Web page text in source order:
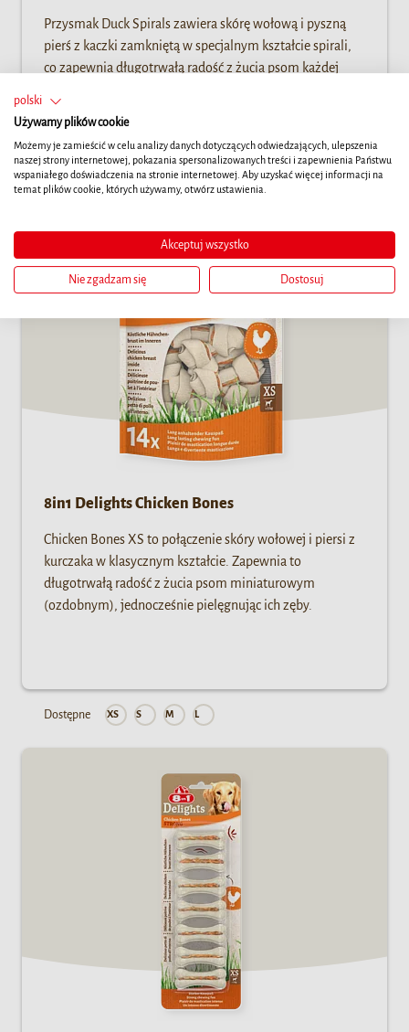
Przysmak Duck Spirals zawiera skórę wołową i pyszną
pierś z kaczki zamkniętą w specjalnym kształcie spirali,
co zapewnia długotrwałą radość z żucia psom każdej
8in1 Delights Chicken Bones
Chicken Bones XS to połączenie skóry wołowej i piersi z
kurczaka w klasycznym kształcie. Zapewnia to
długotrwałą radość z żucia psom miniaturowym
(ozdobnym), jednocześnie pielęgnując ich zęby.
Dostępne XS S M L
polski
Używamy plików cookie
Możemy je zamieścić w celu analizy danych dotyczących odwiedzających, ulepszenia
naszej strony internetowej, pokazania spersonalizowanych treści i zapewnienia Państwu
wspaniałego doświadczenia na stronie internetowej. Aby uzyskać więcej informacji na
temat plików cookie, których używamy, otwórz ustawienia.
Akceptuj wszystko
Nie zgadzam się Dostosuj